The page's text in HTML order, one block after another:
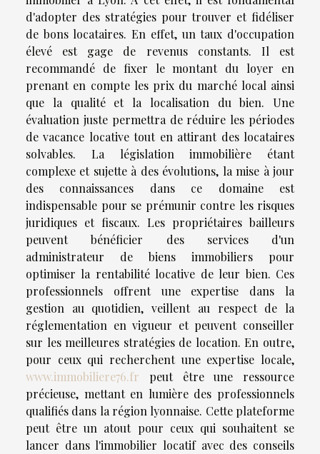
d'adopter des stratégies pour trouver et fidéliser
de bons locataires. En effet, un taux d'occupation
élevé est gage de revenus constants. Il est
recommandé de fixer le montant du loyer en
prenant en compte les prix du marché local ainsi
que la qualité et la localisation du bien. Une
évaluation juste permettra de réduire les périodes
de vacance locative tout en attirant des locataires
solvables. La législation immobilière étant
complexe et sujette à des évolutions, la mise à jour
des connaissances dans ce domaine est
indispensable pour se prémunir contre les risques
juridiques et fiscaux. Les propriétaires bailleurs
peuvent bénéficier des services d'un
administrateur de biens immobiliers pour
optimiser la rentabilité locative de leur bien. Ces
professionnels offrent une expertise dans la
gestion au quotidien, veillent au respect de la
réglementation en vigueur et peuvent conseiller
sur les meilleures stratégies de location. En outre,
pour ceux qui recherchent une expertise locale,
www.immobiliere76.fr peut être une ressource
précieuse, mettant en lumière des professionnels
qualifiés dans la région lyonnaise. Cette plateforme
peut être un atout pour ceux qui souhaitent se
lancer dans l'immobilier locatif avec des conseils